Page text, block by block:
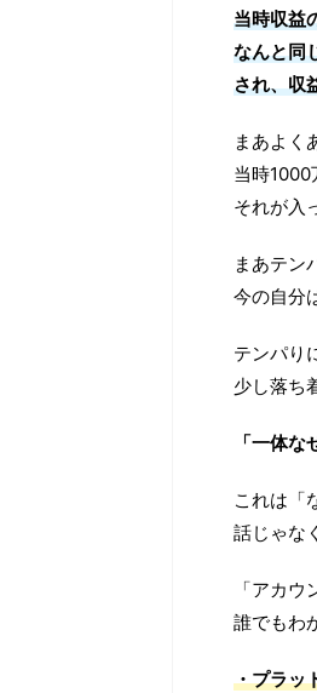
当時収益
なんと同
され、収
まあよく
当時1000
それが入
まあテン
今の自分
テンパり
少し落ち
「一体な
これは「
話じゃな
「アカ
誰でもわ
・プラッ